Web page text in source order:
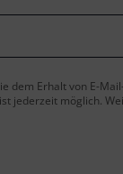
dem Erhalt von E-
jederzeit möglich.